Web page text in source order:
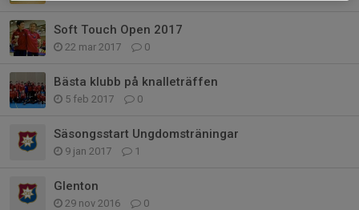
Soft Touch Open 2017
22 mar 2017 0
Bästa klubb på knalleträffen
5 feb 2017 0
Säsongsstart Ungdomsträningar
9 jan 2017 1
Glenton
29 nov 2016 0